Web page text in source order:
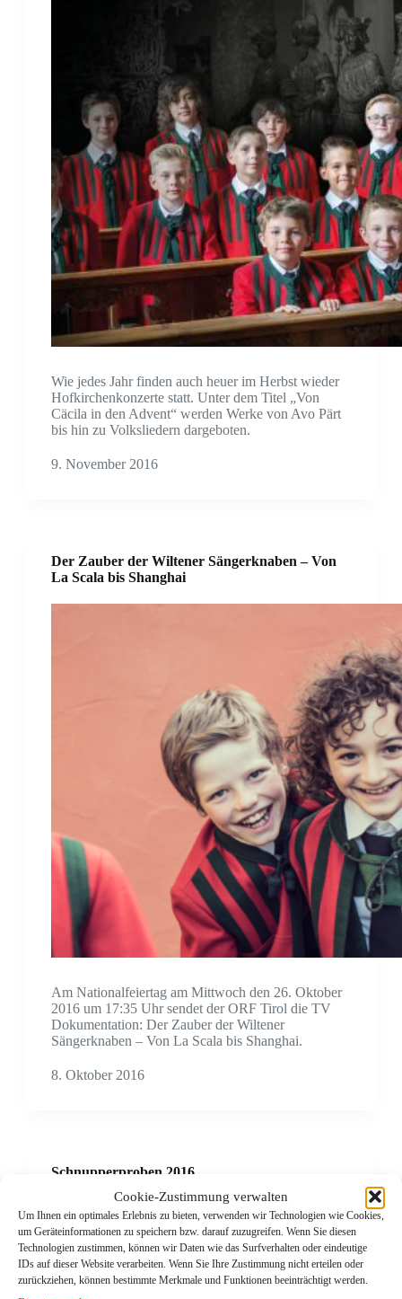
Cookie-Zustimmung verwalten
Um Ihnen ein optimales Erlebnis zu bieten, verwenden wir Technologien wie Cookies,
um Geräteinformationen zu speichern bzw. darauf zuzugreifen. Wenn Sie diesen
Technologien zustimmen, können wir Daten wie das Surfverhalten oder eindeutige
IDs auf dieser Website verarbeiten. Wenn Sie Ihre Zustimmung nicht erteilen oder
zurückziehen, können bestimmte Merkmale und Funktionen beeinträchtigt werden.
Wie jedes Jahr finden auch heuer im Herbst wieder
Hofkirchenkonzerte statt. Unter dem Titel „Von
Cäcila in den Advent“ werden Werke von Avo Pärt
bis hin zu Volksliedern dargeboten.
9. November 2016
Der Zauber der Wiltener Sängerknaben – Von
La Scala bis Shanghai
Am Nationalfeiertag am Mittwoch den 26. Oktober
2016 um 17:35 Uhr sendet der ORF Tirol die TV
Dokumentation: Der Zauber der Wiltener
Sängerknaben – Von La Scala bis Shanghai.
8. Oktober 2016
Schnupperproben 2016